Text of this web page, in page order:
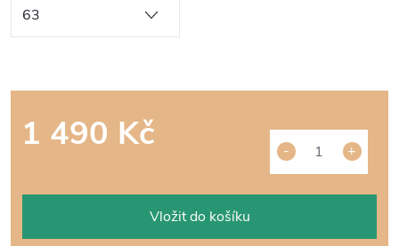
1 490 Kč
Vložit do košíku